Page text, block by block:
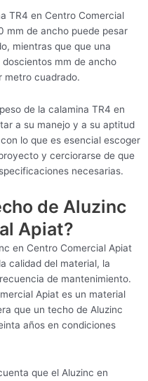
TR4 en Centro Comercial
mm de ancho puede pesar
mientras que que una
mm de ancho
metro cuadrado.
de la calamina TR4 en
a su manejo y a su aptitud
lo que es esencial escoger
y cerciorarse de que
necesarias.
de Aluzinc
Apiat?
en Centro Comercial Apiat
calidad del material, la
de mantenimiento.
Apiat es un material
que un techo de Aluzinc
años en condiciones
que el Aluzinc en